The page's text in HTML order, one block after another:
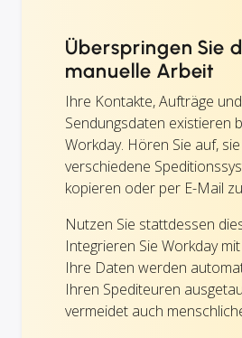
Überspringen Sie
manuelle Arbeit
Ihre Kontakte, Aufträge und
Sendungsdaten existieren
Workday. Hören Sie auf,
verschiedene
kopieren oder per E-Mail
Nutzen Sie stattdessen
Integrieren Sie Workday
Ihre Daten werden
Ihren Spediteuren
vermeidet auch